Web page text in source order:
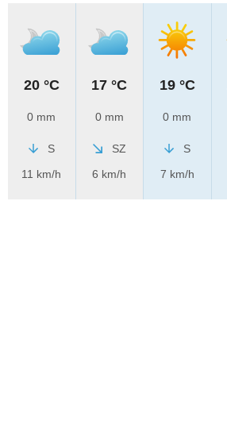
20 °C
0 mm
S
11 km/h
17 °C
0 mm
SZ
6 km/h
19 °C
0 mm
S
7 km/h